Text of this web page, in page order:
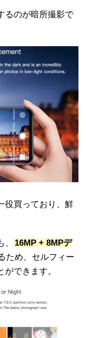
るのが暗所撮影で
役買っており、鮮
16MP + 8MPデ
ため、セルフィー
できます。